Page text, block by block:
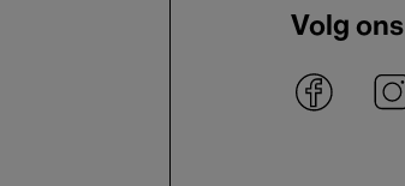
Volg ons